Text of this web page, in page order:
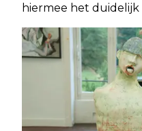
hiermee het